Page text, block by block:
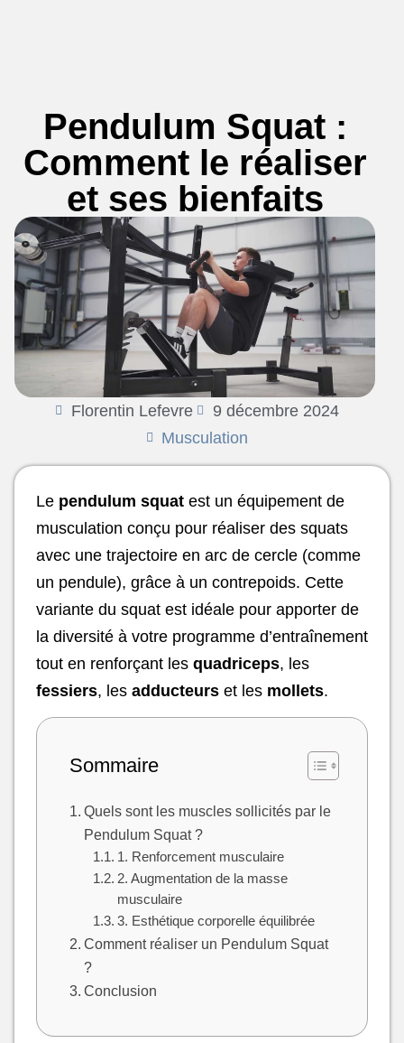
Pendulum Squat :
Comment le réaliser
et ses bienfaits
Florentin Lefevre
9 décembre 2024
Musculation
Le pendulum squat est un équipement de
musculation conçu pour réaliser des squats
avec une trajectoire en arc de cercle (comme
un pendule), grâce à un contrepoids. Cette
variante du squat est idéale pour apporter de
la diversité à votre programme d’entraînement
tout en renforçant les quadriceps, les
fessiers, les adducteurs et les mollets.
Sommaire
Quels sont les muscles sollicités par le
Pendulum Squat ?
1. Renforcement musculaire
2. Augmentation de la masse
musculaire
3. Esthétique corporelle équilibrée
Comment réaliser un Pendulum Squat
?
Conclusion